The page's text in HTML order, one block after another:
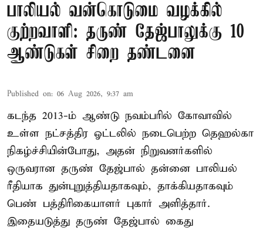
பாலியல் வன்கொடுமை வழக்கில்
குற்றவாளி: தருண் தேஜ்பாலுக்கு 10
ஆண்டுகள் சிறை தண்டனை
Published on: 06 Aug 2026, 9:37 am
கடந்த 2013-ம் ஆண்டு நவம்பரில் கோவாவில்
உள்ள நட்சத்திர ஓட்டலில் நடைபெற்ற தெஹல்கா
நிகழ்ச்சியின்போது, அதன் நிறுவனர்களில்
ஒருவரான தருண் தேஜ்பால் தன்னை பாலியல்
ரீதியாக துன்புறுத்தியதாகவும், தாக்கியதாகவும்
பெண் பத்திரிகையாளர் புகார் அளித்தார்.
இதையடுத்து தருண் தேஜ்பால் கைது